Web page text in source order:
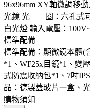
96x96mm XY軸微調移
光鏡 光 圈：六孔式可
白光燈 輸入電壓：
標準配備
標準配備：顯微鏡本體(
*1、WF25x目鏡*1、變
式防震收納包*1、7吋
品：德製蓋玻片一盒、
購物須知